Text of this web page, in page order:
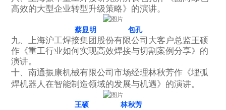
高效的大型企业转型升级策略》的演讲。
蔡显明 包孔
九、上海沪工焊接集团股份有限公司大客户总监王硕
作《重工行业如何实现高效焊接与切割案例分享》的
演讲。
十、南通振康机械有限公司市场经理林秋芳作《埋弧
焊机器人在智能制造领域的发展与机遇》的演讲。
王硕 林秋芳